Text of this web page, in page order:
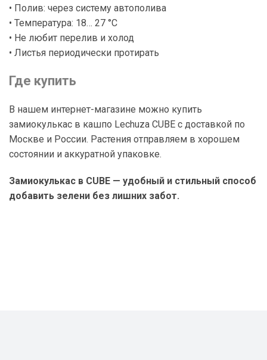
• Полив: через систему автополива
• Температура: 18… 27 °C
• Не любит перелив и холод
• Листья периодически протирать
Где купить
В нашем интернет-магазине можно купить
замиокулькас в кашпо Lechuza CUBE с доставкой по
Москве и России. Растения отправляем в хорошем
состоянии и аккуратной упаковке.
Замиокулькас в CUBE — удобный и стильный способ
добавить зелени без лишних забот.